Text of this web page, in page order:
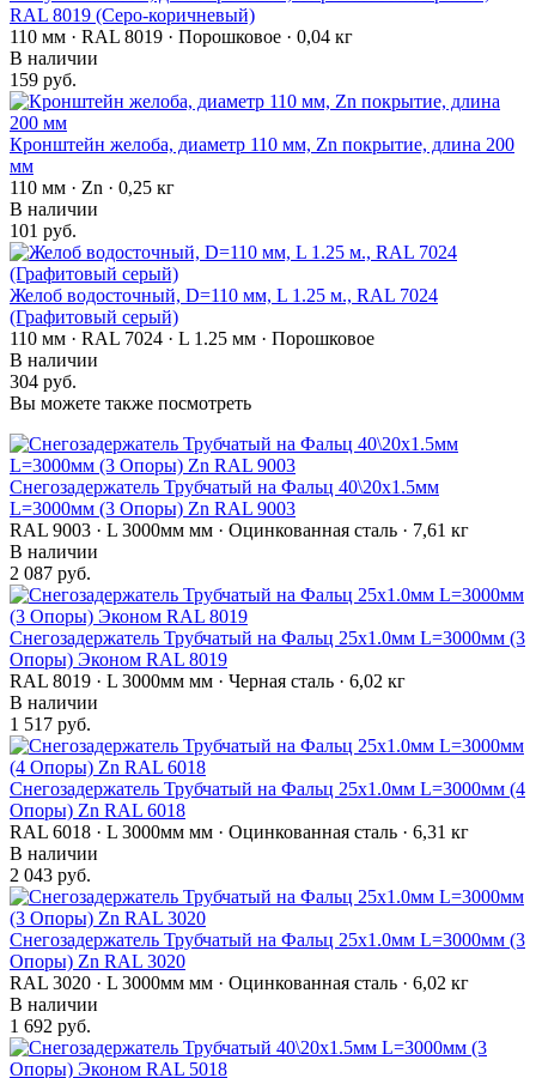
RAL 8019 (Серо-коричневый)
110 мм · RAL 8019 · Порошковое · 0,04 кг
В наличии
159 руб.
Кронштейн желоба, диаметр 110 мм, Zn покрытие, длина 200
мм
110 мм · Zn · 0,25 кг
В наличии
101 руб.
Желоб водосточный, D=110 мм, L 1.25 м., RAL 7024
(Графитовый серый)
110 мм · RAL 7024 · L 1.25 мм · Порошковое
В наличии
304 руб.
Вы можете также посмотреть
Снегозадержатель Трубчатый на Фальц 40\20х1.5мм
L=3000мм (3 Опоры) Zn RAL 9003
RAL 9003 · L 3000мм мм · Оцинкованная сталь · 7,61 кг
В наличии
2 087 руб.
Снегозадержатель Трубчатый на Фальц 25х1.0мм L=3000мм (3
Опоры) Эконом RAL 8019
RAL 8019 · L 3000мм мм · Черная сталь · 6,02 кг
В наличии
1 517 руб.
Снегозадержатель Трубчатый на Фальц 25х1.0мм L=3000мм (4
Опоры) Zn RAL 6018
RAL 6018 · L 3000мм мм · Оцинкованная сталь · 6,31 кг
В наличии
2 043 руб.
Снегозадержатель Трубчатый на Фальц 25х1.0мм L=3000мм (3
Опоры) Zn RAL 3020
RAL 3020 · L 3000мм мм · Оцинкованная сталь · 6,02 кг
В наличии
1 692 руб.